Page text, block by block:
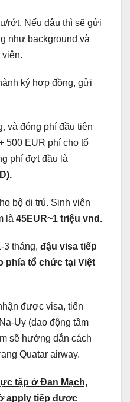
rớt. Nếu đậu thì sẽ gửi
như background và
ký hợp đồng, gửi
và đóng phí đầu tiên
500 EUR phí cho tổ
phí đợt đầu là
bộ di trú. Sinh viên
là 45EUR~1 triệu vnd.
3 tháng, đậu visa tiếp
phía tổ chức tại Việt
được visa, tiến
Uy (dao động tầm
sẽ hướng dẫn cách
Quatar airway.
tập ở Đan Mạch,
apply tiếp được